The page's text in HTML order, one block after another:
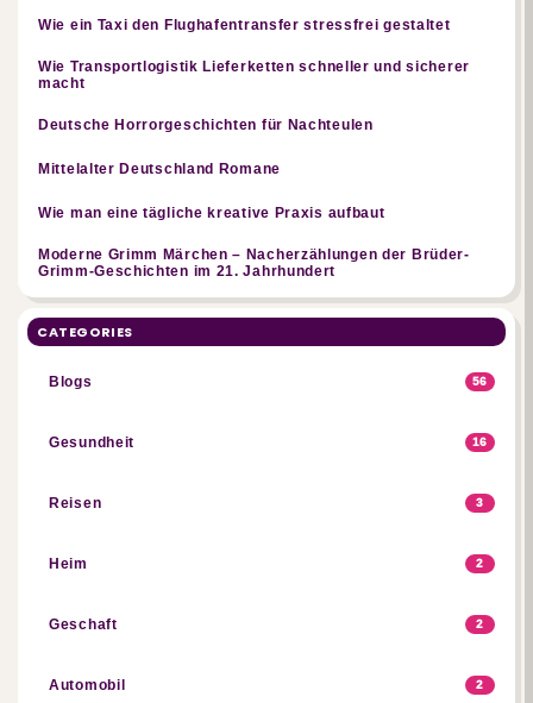
Wie ein Taxi den Flughafentransfer stressfrei gestaltet
Wie Transportlogistik Lieferketten schneller und sicherer
macht
Deutsche Horrorgeschichten für Nachteulen
Mittelalter Deutschland Romane
Wie man eine tägliche kreative Praxis aufbaut
Moderne Grimm Märchen – Nacherzählungen der Brüder-
Grimm-Geschichten im 21. Jahrhundert
CATEGORIES
Blogs 56
Gesundheit 16
Reisen 3
Heim 2
Geschaft 2
Automobil 2